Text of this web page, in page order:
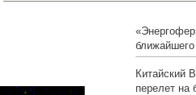
Китайский
перелет на